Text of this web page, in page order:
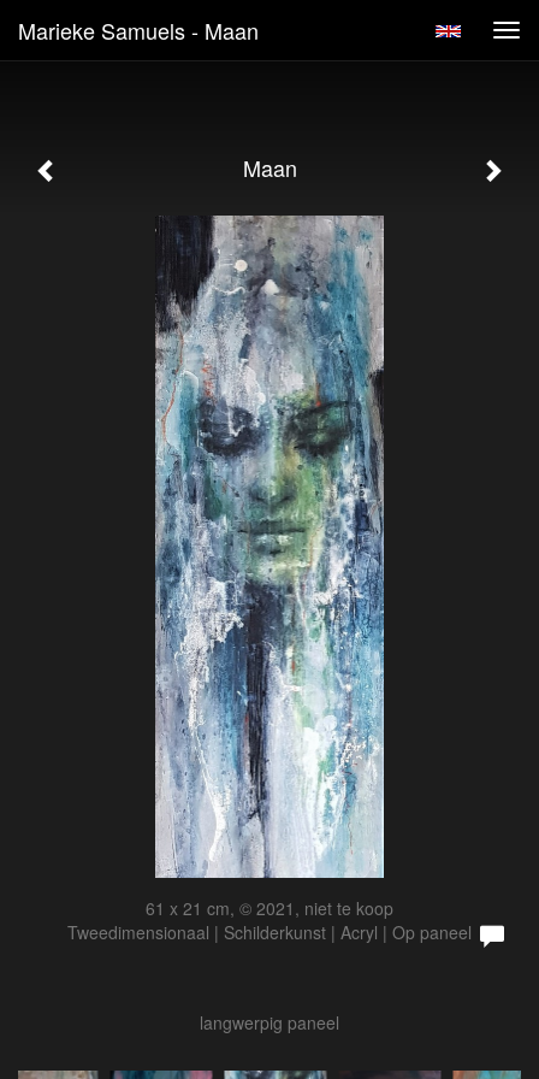
Marieke Samuels - Maan
Maan
61 x 21 cm, © 2021, niet te koop
Tweedimensionaal | Schilderkunst | Acryl | Op paneel
langwerpig paneel